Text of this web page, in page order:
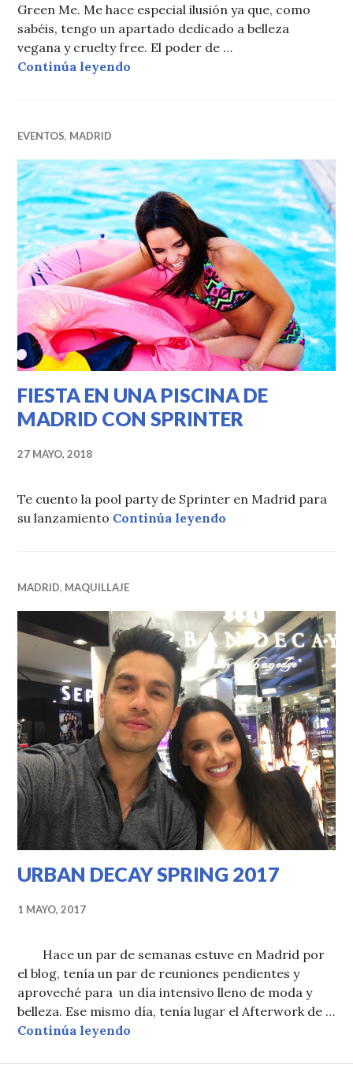
Green Me. Me hace especial ilusión ya que, como
sabéis, tengo un apartado dedicado a belleza
vegana y cruelty free. El poder de …
Continúa leyendo
EVENTOS, MADRID
FIESTA EN UNA PISCINA DE
MADRID CON SPRINTER
27 MAYO, 2018
Te cuento la pool party de Sprinter en Madrid para
su lanzamiento Continúa leyendo
MADRID, MAQUILLAJE
URBAN DECAY SPRING 2017
1 MAYO, 2017
Hace un par de semanas estuve en Madrid por
el blog, tenía un par de reuniones pendientes y
aproveché para un día intensivo lleno de moda y
belleza. Ese mismo día, tenía lugar el Afterwork de …
Continúa leyendo